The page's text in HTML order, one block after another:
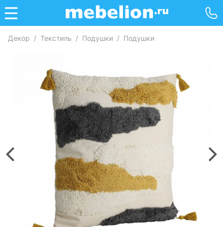
Декор / Текстиль / Подушки / Подушки